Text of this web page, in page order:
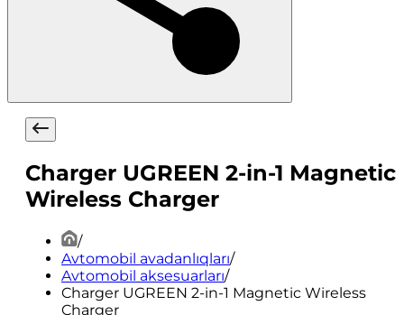
Charger UGREEN 2-in-1 Magnetic
Wireless Charger
/
Avtomobil avadanlıqları/
Avtomobil aksesuarları/
Charger UGREEN 2-in-1 Magnetic Wireless
Charger